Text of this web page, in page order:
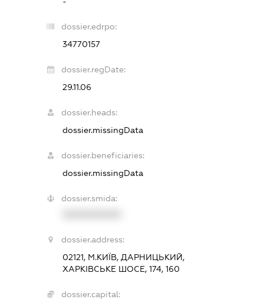
dossier.edrpo:
34770157
dossier.regDate:
29.11.06
dossier.heads:
dossier.missingData
dossier.beneficiaries:
dossier.missingData
dossier.smida:
dossier.address:
02121, М.КИЇВ, ДАРНИЦЬКИЙ,
ХАРКІВСЬКЕ ШОСЕ, 174, 160
dossier.capital: